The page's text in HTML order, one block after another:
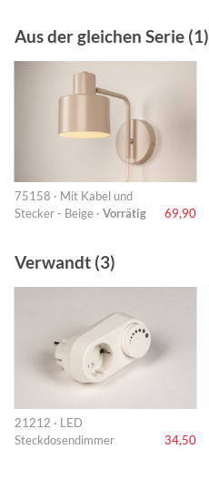
Aus der gleichen Serie (1)
75158 · Mit Kabel und
Stecker - Beige · Vorrätig 69,90
Verwandt (3)
21212 · LED
Steckdosendimmer
34,50